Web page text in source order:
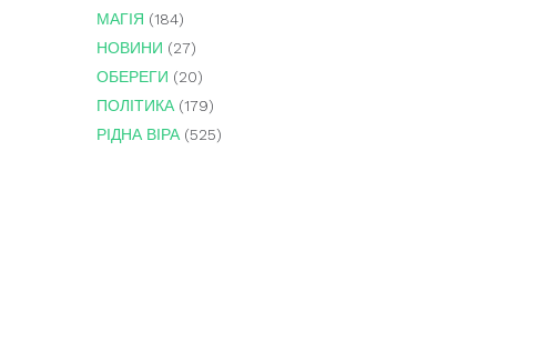
МАГІЯ (184)
НОВИНИ (27)
ОБЕРЕГИ (20)
ПОЛІТИКА (179)
РІДНА ВІРА (525)